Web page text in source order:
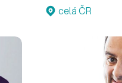
celá ČR